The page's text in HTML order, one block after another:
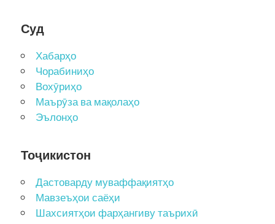
Суд
Хабарҳо
Чорабиниҳо
Вохӯриҳо
Маърӯза ва мақолаҳо
Эълонҳо
Тоҷикистон
Дастоварду муваффақиятҳо
Мавзеъҳои саёҳи
Шахсиятҳои фарҳангиву таърихӣ